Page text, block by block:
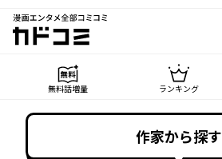
漫画エンタメ全部コミコミ
カドコミ
無料話増量 ランキング
作家から探す